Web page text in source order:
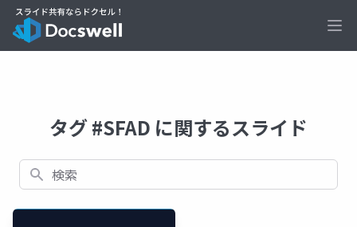
タグ #SFAD に関するスライド
検索